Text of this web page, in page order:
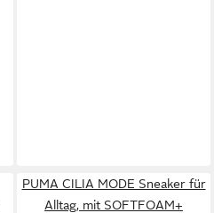
PUMA CILIA MODE Sneaker für
Alltag, mit SOFTFOAM+